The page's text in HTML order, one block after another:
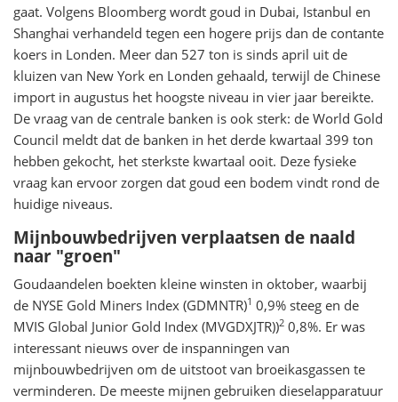
gaat. Volgens Bloomberg wordt goud in Dubai, Istanbul en
Shanghai verhandeld tegen een hogere prijs dan de contante
koers in Londen. Meer dan 527 ton is sinds april uit de
kluizen van New York en Londen gehaald, terwijl de Chinese
import in augustus het hoogste niveau in vier jaar bereikte.
De vraag van de centrale banken is ook sterk: de World Gold
Council meldt dat de banken in het derde kwartaal 399 ton
hebben gekocht, het sterkste kwartaal ooit. Deze fysieke
vraag kan ervoor zorgen dat goud een bodem vindt rond de
huidige niveaus.
Mijnbouwbedrijven verplaatsen de naald
naar "groen"
Goudaandelen boekten kleine winsten in oktober, waarbij
de NYSE Gold Miners Index (GDMNTR)1 0,9% steeg en de
MVIS Global Junior Gold Index (MVGDXJTR))2 0,8%. Er was
interessant nieuws over de inspanningen van
mijnbouwbedrijven om de uitstoot van broeikasgassen te
verminderen. De meeste mijnen gebruiken dieselapparatuur